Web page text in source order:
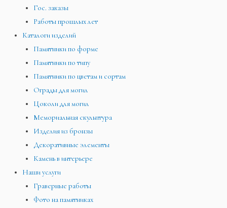
Гос. заказы
Работы прошлых лет
Каталоги изделий
Памятники по форме
Памятники по типу
Памятники по цветам и сортам
Ограды для могил
Цоколи для могил
Мемориальная скульптура
Изделия из бронзы
Декоративные элементы
Камень в интерьере
Наши услуги
Граверные работы
Фото на памятниках